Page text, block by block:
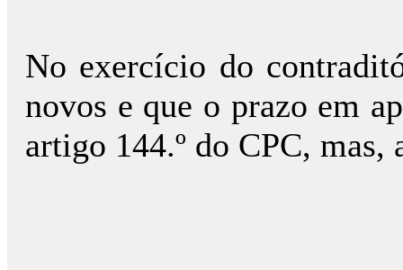
No exercício do
novos e que o prazo em
artigo 144.º do CPC,